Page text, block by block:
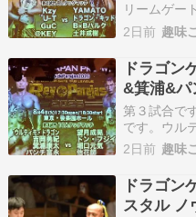
リームゲー
ホールに凱
パラドック
挑戦が決ま
突する前哨
れます…
2日前 趣味
ドラゴン
&箕浦&パ
口&吉田&
第３試合で
です。ウル
ホールで見
とは初タッ
浦吉岡はい
ですよね。
の前で直立
2日前 趣味
ドラゴン
スタル ノ